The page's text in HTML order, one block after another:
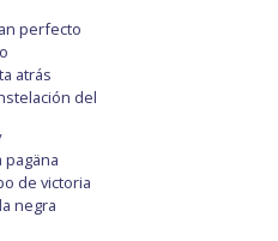
perfecto
atrás
del
pagäna
de victoria
negra